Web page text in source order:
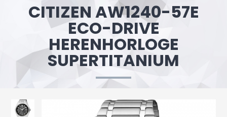
CITIZEN AW1240-57E
ECO-DRIVE
HERENHORLOGE
SUPERTITANIUM